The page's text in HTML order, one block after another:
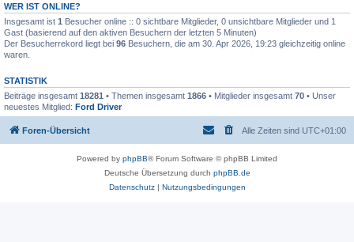
WER IST ONLINE?
Insgesamt ist 1 Besucher online :: 0 sichtbare Mitglieder, 0 unsichtbare Mitglieder und 1
Gast (basierend auf den aktiven Besuchern der letzten 5 Minuten)
Der Besucherrekord liegt bei 96 Besuchern, die am 30. Apr 2026, 19:23 gleichzeitig online
waren.
STATISTIK
Beiträge insgesamt 18281 • Themen insgesamt 1866 • Mitglieder insgesamt 70 • Unser
neuestes Mitglied: Ford Driver
Foren-Übersicht Alle Zeiten sind UTC+01:00
Powered by phpBB® Forum Software © phpBB Limited
Deutsche Übersetzung durch phpBB.de
Datenschutz| Nutzungsbedingungen